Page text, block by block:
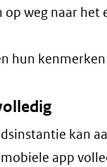
op weg naar het
hun
kan
app